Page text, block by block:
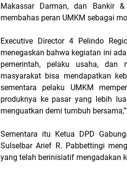
Makassar Darman, dan Bankir
membahas peran UMKM sebagai
Executive Director 4 Pelindo
menegaskan bahwa kegiatan ini
pemerintah, pelaku usaha, dan
masyarakat bisa mendapatkan
sementara pelaku UMKM
produknya ke pasar yang lebih
menguatkan demi tumbuh
Sementara itu Ketua DPD
Sulselbar Arief R. Pabbettingi
yang telah berinisiatif mengadakan